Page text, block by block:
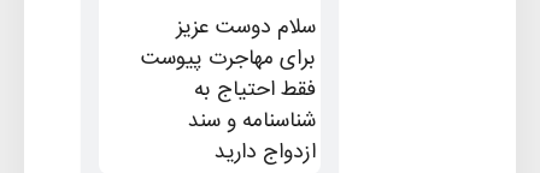
سلام دوست عزیز
برای مهاجرت پیوست
فقط احتیاج به
شناسنامه و سند
ازدواج دارید